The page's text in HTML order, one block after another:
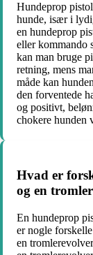
Hundeprop
hunde, især i
en hundeprop
eller kommando
kan man bruge
retning, mens
måde kan
den forventede
og positivt,
chokere hunden
Hvad er
og en
En hundeprop
er nogle
en